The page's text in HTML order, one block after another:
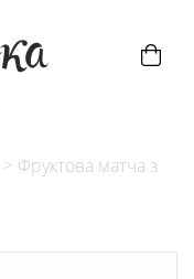
> Фруктова матча з